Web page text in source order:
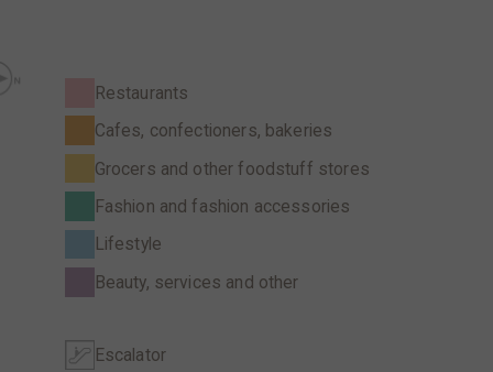
Restaurants
Cafes, confectioners, bakeries
Grocers and other foodstuff stores
Fashion and fashion accessories
Lifestyle
Beauty, services and other
Escalator